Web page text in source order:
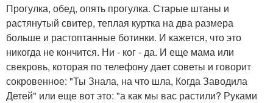
Прогулка, обед, опять прогулка. Старые штаны и
растянутый свитер, теплая куртка на два размера
больше и растоптанные ботинки. И кажется, что это
никогда не кончится. Ни - ког - да. И еще мама или
свекровь, которая по телефону дает советы и говорит
сокровенное: "Ты Знала, на что шла, Когда Заводила
Детей" или еще вот это: "а как мы вас растили? Руками